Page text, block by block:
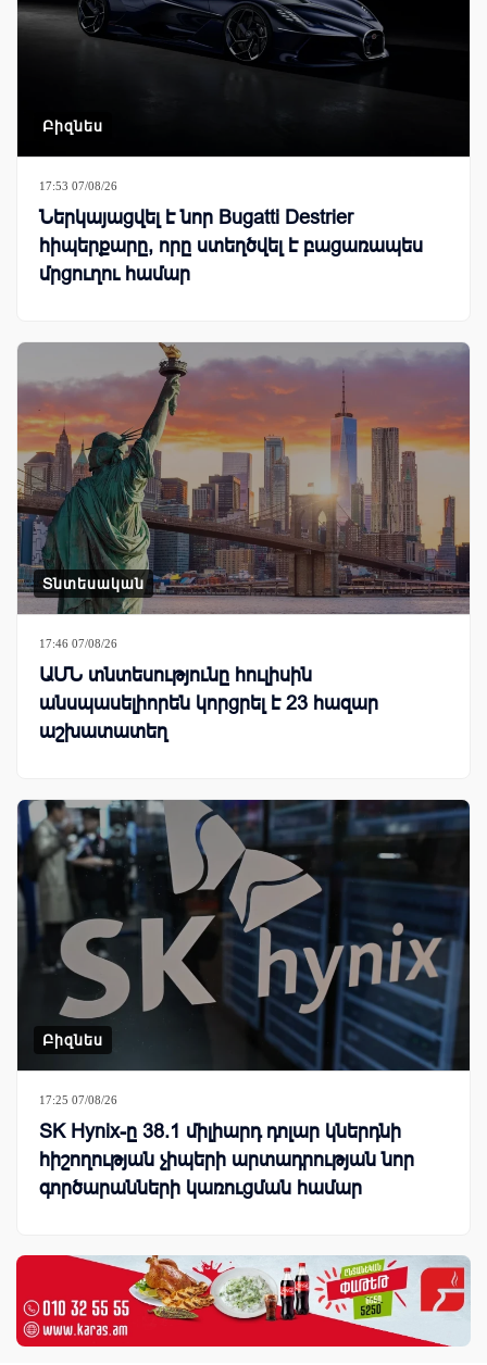
Բիզնես
17:53 07/08/26
Ներկայացվել է նոր Bugatti Destrier
հիպերքարը, որը ստեղծվել է բացառապես
մրցուղու համար
Տնտեսական
17:46 07/08/26
ԱՄՆ տնտեսությունը հուլիսին
անսպասելիորեն կորցրել է 23 հազար
աշխատատեղ
Բիզնես
17:25 07/08/26
SK Hynix-ը 38.1 միլիարդ դոլար կներդնի
հիշողության չիպերի արտադրության նոր
գործարանների կառուցման համար